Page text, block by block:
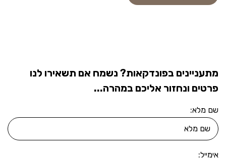
מתעניינים בפונדקאות? נשמח אם תשאירו לנו
פרטים ונחזור אליכם במהרה...
שם מלא:
אימייל: